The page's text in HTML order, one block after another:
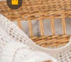
Premium